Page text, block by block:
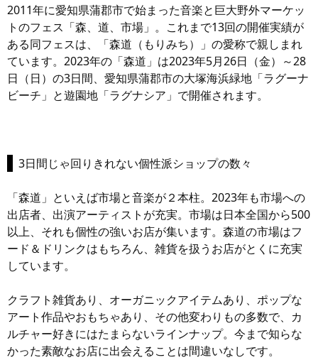
2011年に愛知県蒲郡市で始まった音楽と巨大野外マーケッ
トのフェス「森、道、市場」。これまで13回の開催実績が
ある同フェスは、「森道（もりみち）」の愛称で親しまれ
ています。2023年の「森道」は2023年5月26日（金）～28
日（日）の3日間、愛知県蒲郡市の大塚海浜緑地「ラグーナ
ビーチ」と遊園地「ラグナシア」で開催されます。
3日間じゃ回りきれない個性派ショップの数々
「森道」といえば市場と音楽が２本柱。2023年も市場への
出店者、出演アーティストが充実。市場は日本全国から500
以上、それも個性の強いお店が集います。森道の市場はフ
ード＆ドリンクはもちろん、雑貨を扱うお店がとくに充実
しています。
クラフト雑貨あり、オーガニックアイテムあり、ポップな
アート作品やおもちゃあり、その他変わりもの多数で、カ
ルチャー好きにはたまらないラインナップ。今まで知らな
かった素敵なお店に出会えることは間違いなしです。